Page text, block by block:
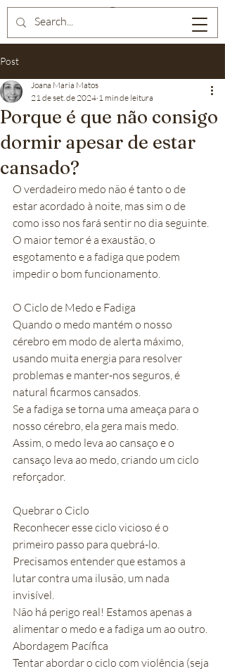
Post
Porque é que não consigo
dormir apesar de estar
cansado?
Joana Maria Matos
21 de set. de 2024 1 min de leitura
O verdadeiro medo não é tanto o de
estar acordado à noite, mas sim o de
como isso nos fará sentir no dia seguinte.
O maior temor é a exaustão, o
esgotamento e a fadiga que podem
impedir o bom funcionamento.
O Ciclo de Medo e Fadiga
Quando o medo mantém o nosso
cérebro em modo de alerta máximo,
usando muita energia para resolver
problemas e manter-nos seguros, é
natural ficarmos cansados.
Se a fadiga se torna uma ameaça para o
nosso cérebro, ela gera mais medo.
Assim, o medo leva ao cansaço e o
cansaço leva ao medo, criando um ciclo
reforçador.
Quebrar o Ciclo
Reconhecer esse ciclo vicioso é o
primeiro passo para quebrá-lo.
Precisamos entender que estamos a
lutar contra uma ilusão, um nada
invisível.
Não há perigo real! Estamos apenas a
alimentar o medo e a fadiga um ao outro.
Abordagem Pacífica
Tentar abordar o ciclo com violência (seja